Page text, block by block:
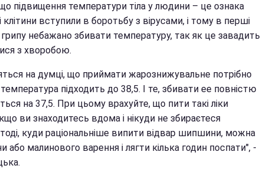
підвищення температури тіла у людини – це ознака
клітини вступили в боротьбу з вірусами, і тому в перші
грипу небажано збивати температуру, так як це завадить
з хворобою.
на думці, що приймати жарознижувальне потрібно
підходить до 38,5. І те, збивати ee повністю
на 37,5. При цьому врахуйте, що пити такі ліки
ви знаходитесь вдома і нікуди не збираєтеся
куди раціональніше випити відвар шипшини, можна
малинового варення і лягти кілька годин поспати", -